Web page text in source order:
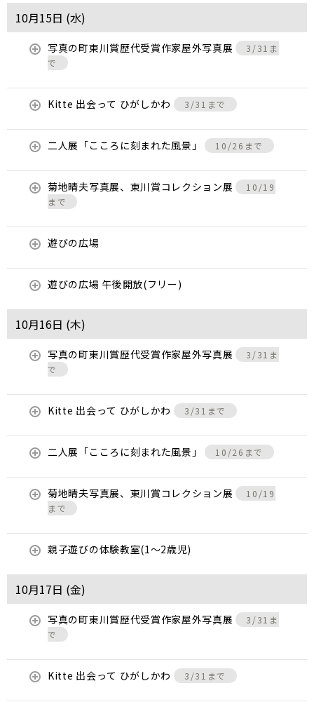
10月15日 (水)
写真の町東川賞歴代受賞作家屋外写真展
3/31ま
で
Kitte 出会って ひがしかわ 3/31まで
二人展「こころに刻まれた風景」 10/26まで
菊地晴夫写真展、東川賞コレクション展
10/19
まで
遊びの広場
遊びの広場 午後開放(フリー)
10月16日 (木)
写真の町東川賞歴代受賞作家屋外写真展
3/31ま
で
Kitte 出会って ひがしかわ 3/31まで
二人展「こころに刻まれた風景」 10/26まで
菊地晴夫写真展、東川賞コレクション展
10/19
まで
親子遊びの体験教室(1～2歳児)
10月17日 (金)
写真の町東川賞歴代受賞作家屋外写真展
3/31ま
で
Kitte 出会って ひがしかわ 3/31まで